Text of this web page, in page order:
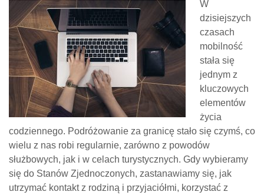
W
dzisiejszych
czasach
mobilność
stała się
jednym z
kluczowych
elementów
życia
codziennego. Podróżowanie za granicę stało się czymś, co
wielu z nas robi regularnie, zarówno z powodów
służbowych, jak i w celach turystycznych. Gdy wybieramy
się do Stanów Zjednoczonych, zastanawiamy się, jak
utrzymać kontakt z rodziną i przyjaciółmi, korzystać z